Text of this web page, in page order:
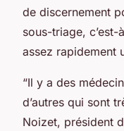
de discernement
sous-triage,
assez rapidement
“Il y a des
d’autres qui sont
Noizet, président